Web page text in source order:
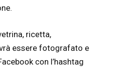
ricetta,
essere fotografato e
con l’hashtag